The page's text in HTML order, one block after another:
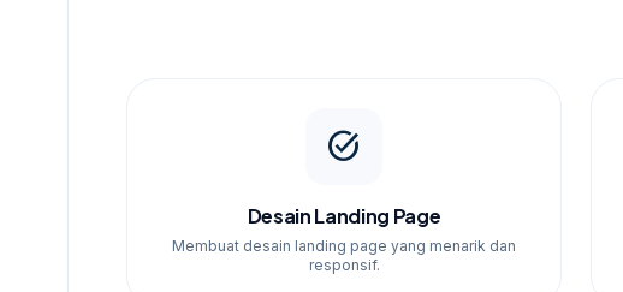
task_alt
Desain Landing Page
Membuat desain landing page yang menarik dan
responsif.